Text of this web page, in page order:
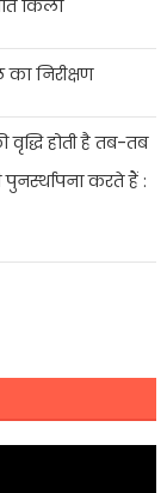
किलो
निरीक्षण
होती है तब-तब
करते हैं :